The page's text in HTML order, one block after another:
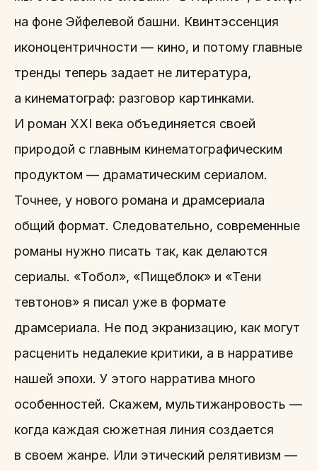
на фоне Эйфелевой башни. Квинтэссенция
иконоцентричности — кино, и потому главные
тренды теперь задает не литература,
а кинематограф: разговор картинками.
И роман XXI века объединяется своей
природой с главным кинематографическим
продуктом — драматическим сериалом.
Точнее, у нового романа и драмсериала
общий формат. Следовательно, современные
романы нужно писать так, как делаются
сериалы. «Тобол», «Пищеблок» и «Тени
тевтонов» я писал уже в формате
драмсериала. Не под экранизацию, как могут
расценить недалекие критики, а в нарративе
нашей эпохи. У этого нарратива много
особенностей. Скажем, мультижанровость —
когда каждая сюжетная линия создается
в своем жанре. Или этический релятивизм —